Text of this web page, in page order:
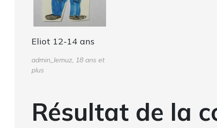
Eliot 12-14 ans
admin_lemuz, 18 ans et
plus
Résultat de la